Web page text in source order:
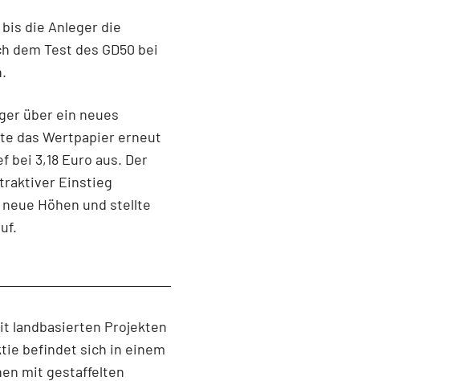
die Anleger die
dem Test des GD50 bei
über ein neues
das Wertpapier erneut
bei 3,18 Euro aus. Der
Einstieg
Höhen und stellte
landbasierten Projekten
befindet sich in einem
mit gestaffelten